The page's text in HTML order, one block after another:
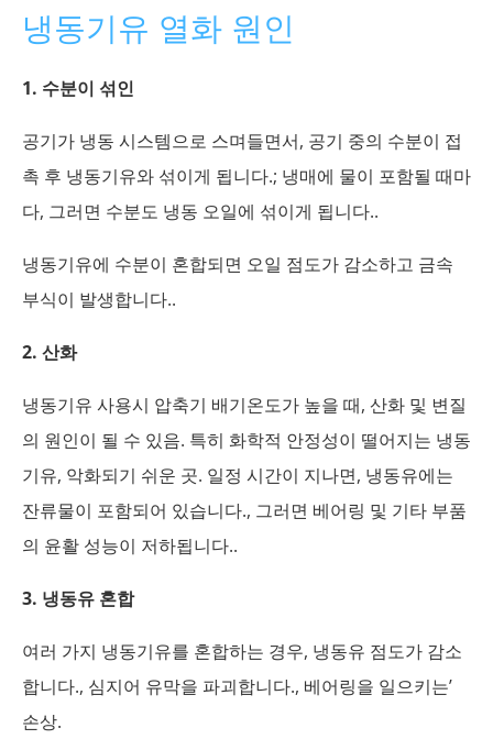
냉동기유 열화 원인
1. 수분이 섞인
공기가 냉동 시스템으로 스며들면서, 공기 중의 수분이 접
촉 후 냉동기유와 섞이게 됩니다.; 냉매에 물이 포함될 때마
다, 그러면 수분도 냉동 오일에 섞이게 됩니다..
냉동기유에 수분이 혼합되면 오일 점도가 감소하고 금속
부식이 발생합니다..
2. 산화
냉동기유 사용시 압축기 배기온도가 높을 때, 산화 및 변질
의 원인이 될 수 있음. 특히 화학적 안정성이 떨어지는 냉동
기유, 악화되기 쉬운 곳. 일정 시간이 지나면, 냉동유에는
잔류물이 포함되어 있습니다., 그러면 베어링 및 기타 부품
의 윤활 성능이 저하됩니다..
3. 냉동유 혼합
여러 가지 냉동기유를 혼합하는 경우, 냉동유 점도가 감소
합니다., 심지어 유막을 파괴합니다., 베어링을 일으키는’
손상.